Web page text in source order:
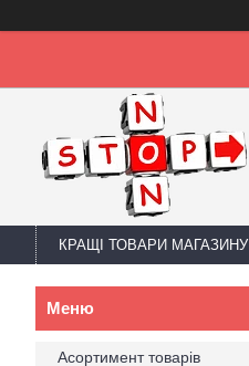
КРАЩІ ТОВАРИ МАГАЗИНУ
Асортимент товарів